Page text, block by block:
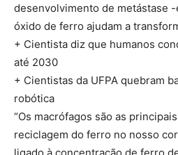
desenvolvimento de metástase
óxido de ferro ajudam a
+ Cientista diz que humanos
até 2030
+ Cientistas da UFPA quebram
robótica
“Os macrófagos são as
reciclagem do ferro no nosso